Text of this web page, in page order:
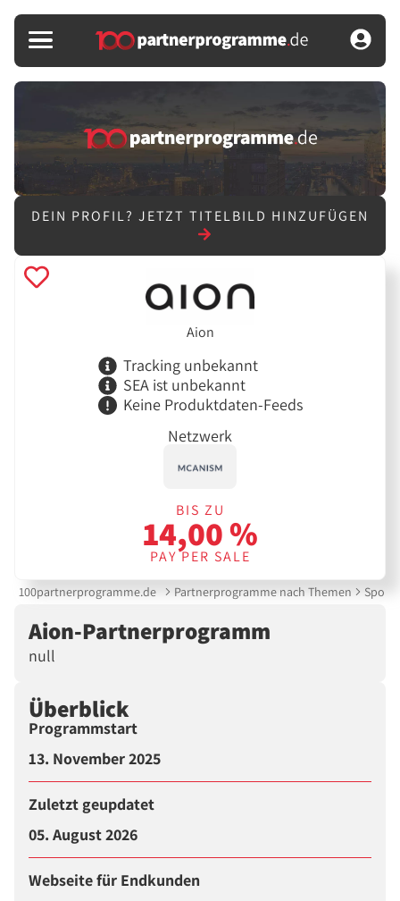
DEIN PROFIL? JETZT TITELBILD HINZUFÜGEN
Aion
Tracking unbekannt
SEA ist unbekannt
Keine Produktdaten-Feeds
Netzwerk
BIS ZU
14,00 %
PAY PER SALE
100partnerprogramme.de Partnerprogramme nach Themen Sport
Aion-Partnerprogramm
null
Überblick
Programmstart
13. November 2025
Zuletzt geupdatet
05. August 2026
Webseite für Endkunden